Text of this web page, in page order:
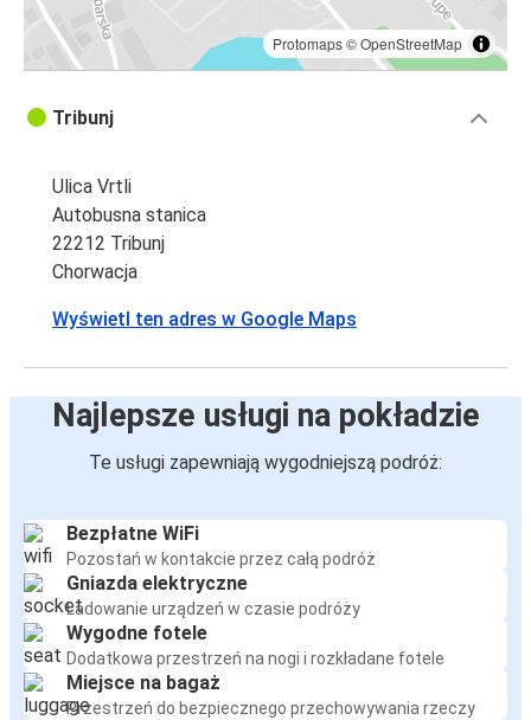
Protomaps©OpenStreetMap
Tribunj
Ulica Vrtli
Autobusna stanica
22212 Tribunj
Chorwacja
Wyświetl ten adres w Google Maps
Najlepsze usługi na pokładzie
Te usługi zapewniają wygodniejszą podróż:
Bezpłatne WiFi
Pozostań w kontakcie przez całą podróż
Gniazda elektryczne
Ładowanie urządzeń w czasie podróży
Wygodne fotele
Dodatkowa przestrzeń na nogi i rozkładane fotele
Miejsce na bagaż
Przestrzeń do bezpiecznego przechowywania rzeczy